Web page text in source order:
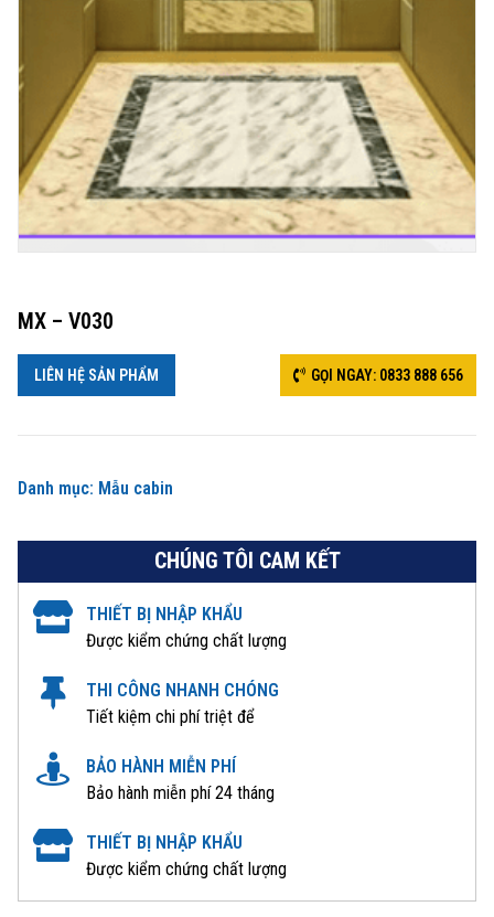
MX – V030
LIÊN HỆ SẢN PHẨM GỌI NGAY: 0833 888 656
Danh mục: Mẫu cabin
CHÚNG TÔI CAM KẾT
THIẾT BỊ NHẬP KHẨU
Được kiểm chứng chất lượng
THI CÔNG NHANH CHÓNG
Tiết kiệm chi phí triệt để
BẢO HÀNH MIỄN PHÍ
Bảo hành miễn phí 24 tháng
THIẾT BỊ NHẬP KHẨU
Được kiểm chứng chất lượng